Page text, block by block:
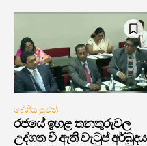
දේශීය පුවත්
රජයේ ඉහළ තනතුරුවල
උද්ගත වී ඇති වැටුප් අර්බුදය